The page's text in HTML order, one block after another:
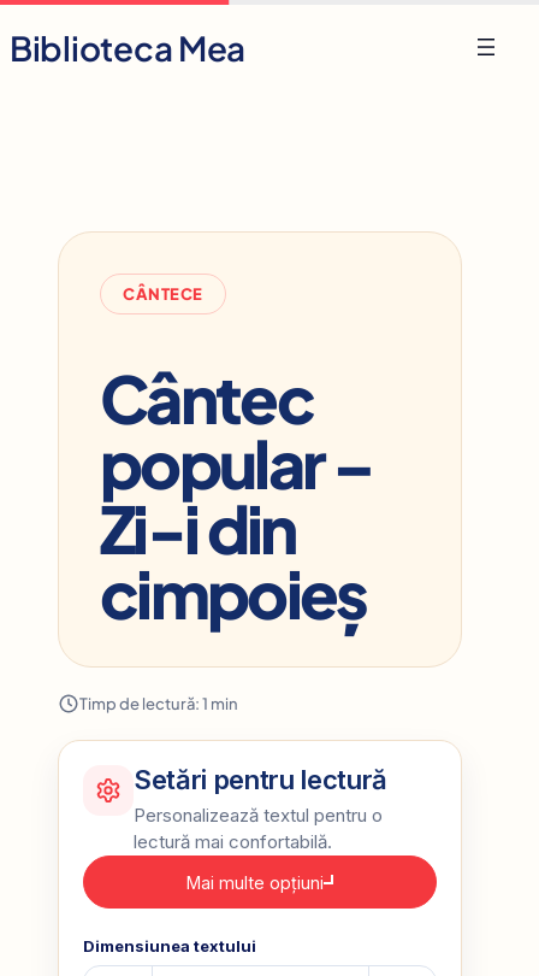
to
Biblioteca Mea
CÂNTECE
Cântec
popular –
Zi-i din
cimpoieș
Timp de lectură: 1 min
Setări pentru lectură
Personalizează textul pentru o
lectură mai confortabilă.
Mai multe opțiuni
Dimensiunea textului